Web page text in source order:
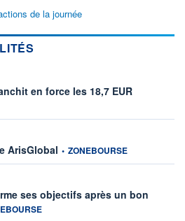
de la journée
en force les 18,7 EURinformation
ArisGlobal information fournie par
• ZONEBOURSE
ses objectifs après un bon
fournie par